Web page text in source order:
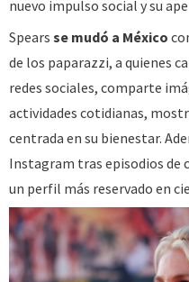
nuevo impulso social y su
Spears se mudó a México
de los paparazzi, a quienes
redes sociales, comparte
actividades cotidianas,
centrada en su bienestar.
Instagram tras episodios de
un perfil más reservado en